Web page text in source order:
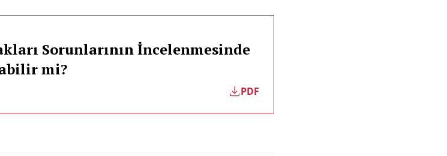
Sorunlarının İncelenmesinde
mi?
PDF